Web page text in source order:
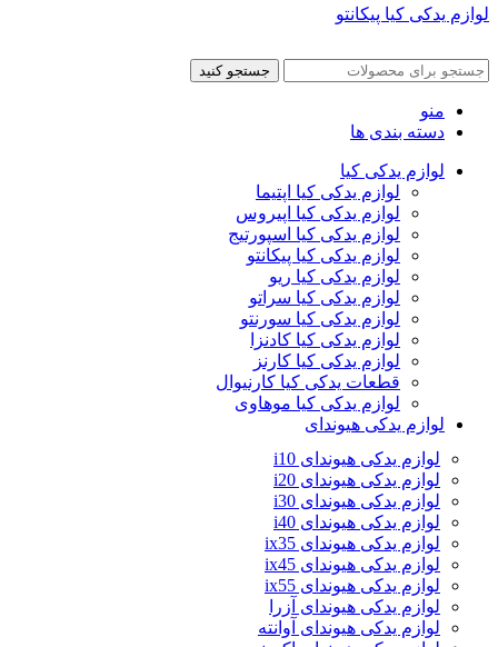
لوازم یدکی کیا پیکانتو
جستجو کنید
منو
دسته بندی ها
لوازم یدکی کیا
لوازم یدکی کیا اپتیما
لوازم یدکی کیا اپیروس
لوازم یدکی کیا اسپورتیج
لوازم یدکی کیا پیکانتو
لوازم یدکی کیا ریو
لوازم یدکی کیا سراتو
لوازم یدکی کیا سورنتو
لوازم یدکی کیا کادنزا
لوازم یدکی کیا کارنز
قطعات یدکی کیا کارنیوال
لوازم یدکی کیا موهاوی
لوازم یدکی هیوندای
لوازم یدکی هیوندای i10
لوازم یدکی هیوندای i20
لوازم یدکی هیوندای i30
لوازم یدکی هیوندای i40
لوازم یدکی هیوندای ix35
لوازم یدکی هیوندای ix45
لوازم یدکی هیوندای ix55
لوازم یدکی هیوندای آزرا
لوازم یدکی هیوندای آوانته